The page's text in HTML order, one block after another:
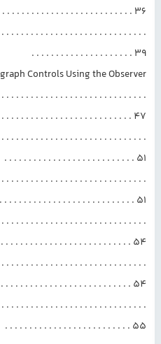
. . . . . . . . . . . . . . . . . . . . . . . . . . . 36
. . . . . . . . . . . . . . . . . . . . . . . . . . . .
. . . . . . . . . . . . . . . . . . . . . 39
Controls Using the Observer
. . . . . . . . . . . . . . . . . . . . . . . . . . . .
. . . . . . . . . . . . . . . . . . . . . . . . . . 47
. . . . . . . . . . . . . . . . . . . . . . . . . . . .
. . . . . . . . . . . . . . . . . . . . . . . . . . . 51
. . . . . . . . . . . . . . . . . . . . . . . . . . . .
. . . . . . . . . . . . . . . . . . . . . . . . . . . 51
. . . . . . . . . . . . . . . . . . . . . . . . . . . .
. . . . . . . . . . . . . . . . . . . . . . . . . . 54
. . . . . . . . . . . . . . . . . . . . . . . . . . . . .
. . . . . . . . . . . . . . . . . . . . . . . . . . 54
. . . . . . . . . . . . . . . . . . . . . . . . . . . .
. . . . . . . . . . . . . . . . . . . . . . . . . . 55